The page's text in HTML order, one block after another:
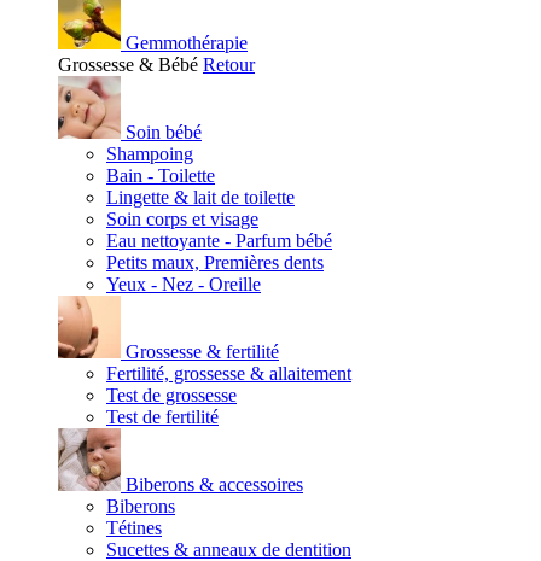
Gemmothérapie
Grossesse & Bébé Retour
Soin bébé
Shampoing
Bain - Toilette
Lingette & lait de toilette
Soin corps et visage
Eau nettoyante - Parfum bébé
Petits maux, Premières dents
Yeux - Nez - Oreille
Grossesse & fertilité
Fertilité, grossesse & allaitement
Test de grossesse
Test de fertilité
Biberons & accessoires
Biberons
Tétines
Sucettes & anneaux de dentition